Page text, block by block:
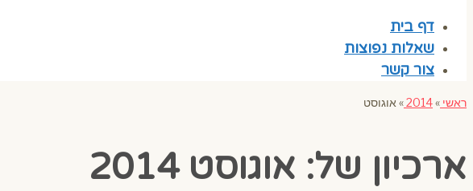
דף בית
שאלות נפוצות
צור קשר
ראשי »
2014
» אוגוסט
ארכיון של: אוגוסט 2014